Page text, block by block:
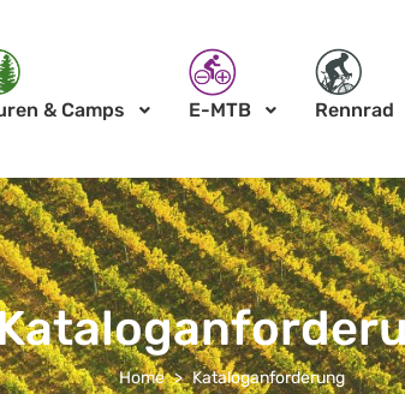
& Camps E-MTB Rennrad
Home Kataloganforderung